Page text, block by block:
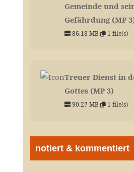
Gemeinde und
Gefährdung (MP
86.18 MB 1 file(s)
Treuer Dienst in
Gottes (MP 3)
90.27 MB 1 file(s)
notiert & kommentiert